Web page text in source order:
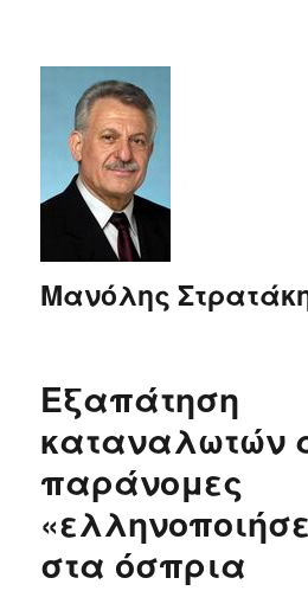
Μανόλης
Εξαπάτηση
καταναλωτών
παράνομες
στα όσπρια